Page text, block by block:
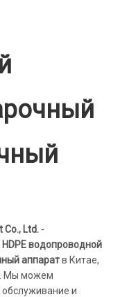
Co., Ltd. -
водопроводной
аппаратв Китае,
Мы можем
и